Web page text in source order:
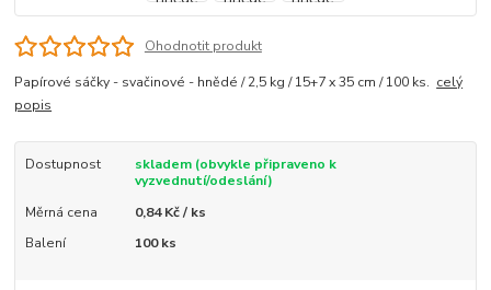
Ohodnotit produkt
Papírové sáčky - svačinové - hnědé / 2,5 kg / 15+7 x 35 cm / 100 ks. celý
popis
Dostupnost
skladem (obvykle připraveno k
vyzvednutí/odeslání)
Měrná cena
0,84 Kč / ks
Balení
100 ks